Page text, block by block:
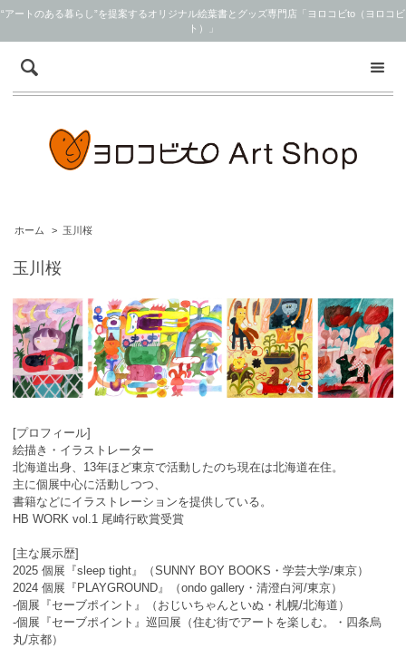
“アートのある暮らし”を提案するオリジナル絵葉書とグッズ専門店「ヨロコビto（ヨロコビ
ト）」
ホーム > 玉川桜
玉川桜
[プロフィール]
絵描き・イラストレーター
北海道出身、13年ほど東京で活動したのち現在は北海道在住。
主に個展中心に活動しつつ、
書籍などにイラストレーションを提供している。
HB WORK vol.1 尾崎行欧賞受賞
[主な展示歴]
2025 個展『sleep tight』（SUNNY BOY BOOKS・学芸大学/東京）
2024 個展『PLAYGROUND』（ondo gallery・清澄白河/東京）
-個展『セーブポイント』（おじいちゃんといぬ・札幌/北海道）
-個展『セーブポイント』巡回展（住む街でアートを楽しむ。・四条烏
丸/京都）